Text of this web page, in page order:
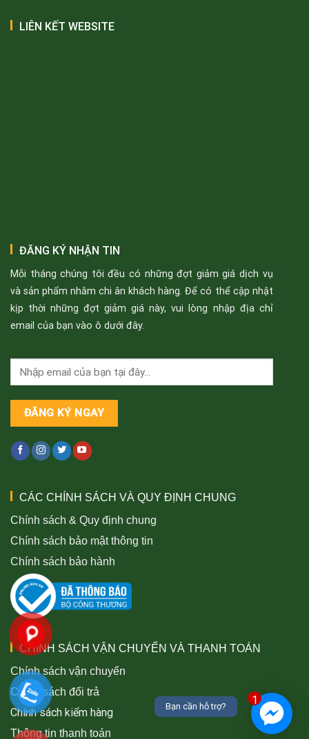
LIÊN KẾT WEBSITE
ĐĂNG KÝ NHẬN TIN
Mỗi tháng chúng tôi đều có những đợt giảm giá dịch vụ
và sản phẩm nhằm chi ân khách hàng. Để có thể cập nhật
kịp thời những đợt giảm giá này, vui lòng nhập địa chỉ
email của bạn vào ô dưới đây.
CÁC CHÍNH SÁCH VÀ QUY ĐỊNH CHUNG
Chính sách & Quy định chung
Chính sách bảo mật thông tin
Chính sách bảo hành
CHÍNH SÁCH VẬN CHUYỂN VÀ THANH TOÁN
Chính sách vận chuyển
Chính sách đổi trả
Chính sách kiểm hàng
Thông tin thanh toán
1
Bạn cần hỗ trợ?